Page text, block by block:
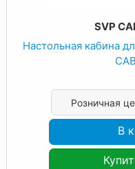
SVP
Настольная кабина
Розничная
В